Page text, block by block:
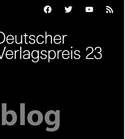
FacebookTwitterYoutubeFeed